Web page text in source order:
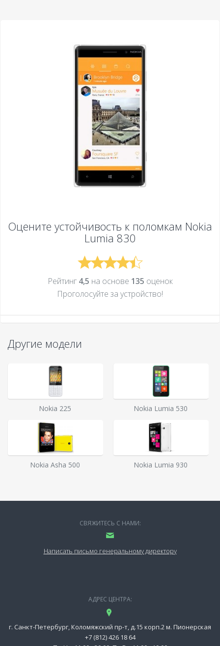
Оцените устойчивость к поломкам Nokia
Lumia 830
Рейтинг 4,5 на основе 135 оценок
Проголосуйте за устройcтво!
Другие модели
Nokia 225 Nokia Lumia 530
Nokia Asha 500 Nokia Lumia 930
СВЯЖИТЕСЬ С НАМИ:
Написать письмо генеральному директору
АДРЕС ЦЕНТРА:
г. Санкт-Петербург, Коломяжский пр-т, д.15 корп.2 м. Пионерская
+7 (812) 426 18 64